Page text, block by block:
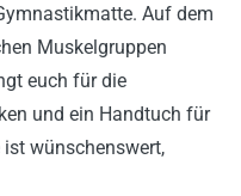
Auf dem
Muskelgruppen
euch für die
und ein Handtuch für
wünschenswert,